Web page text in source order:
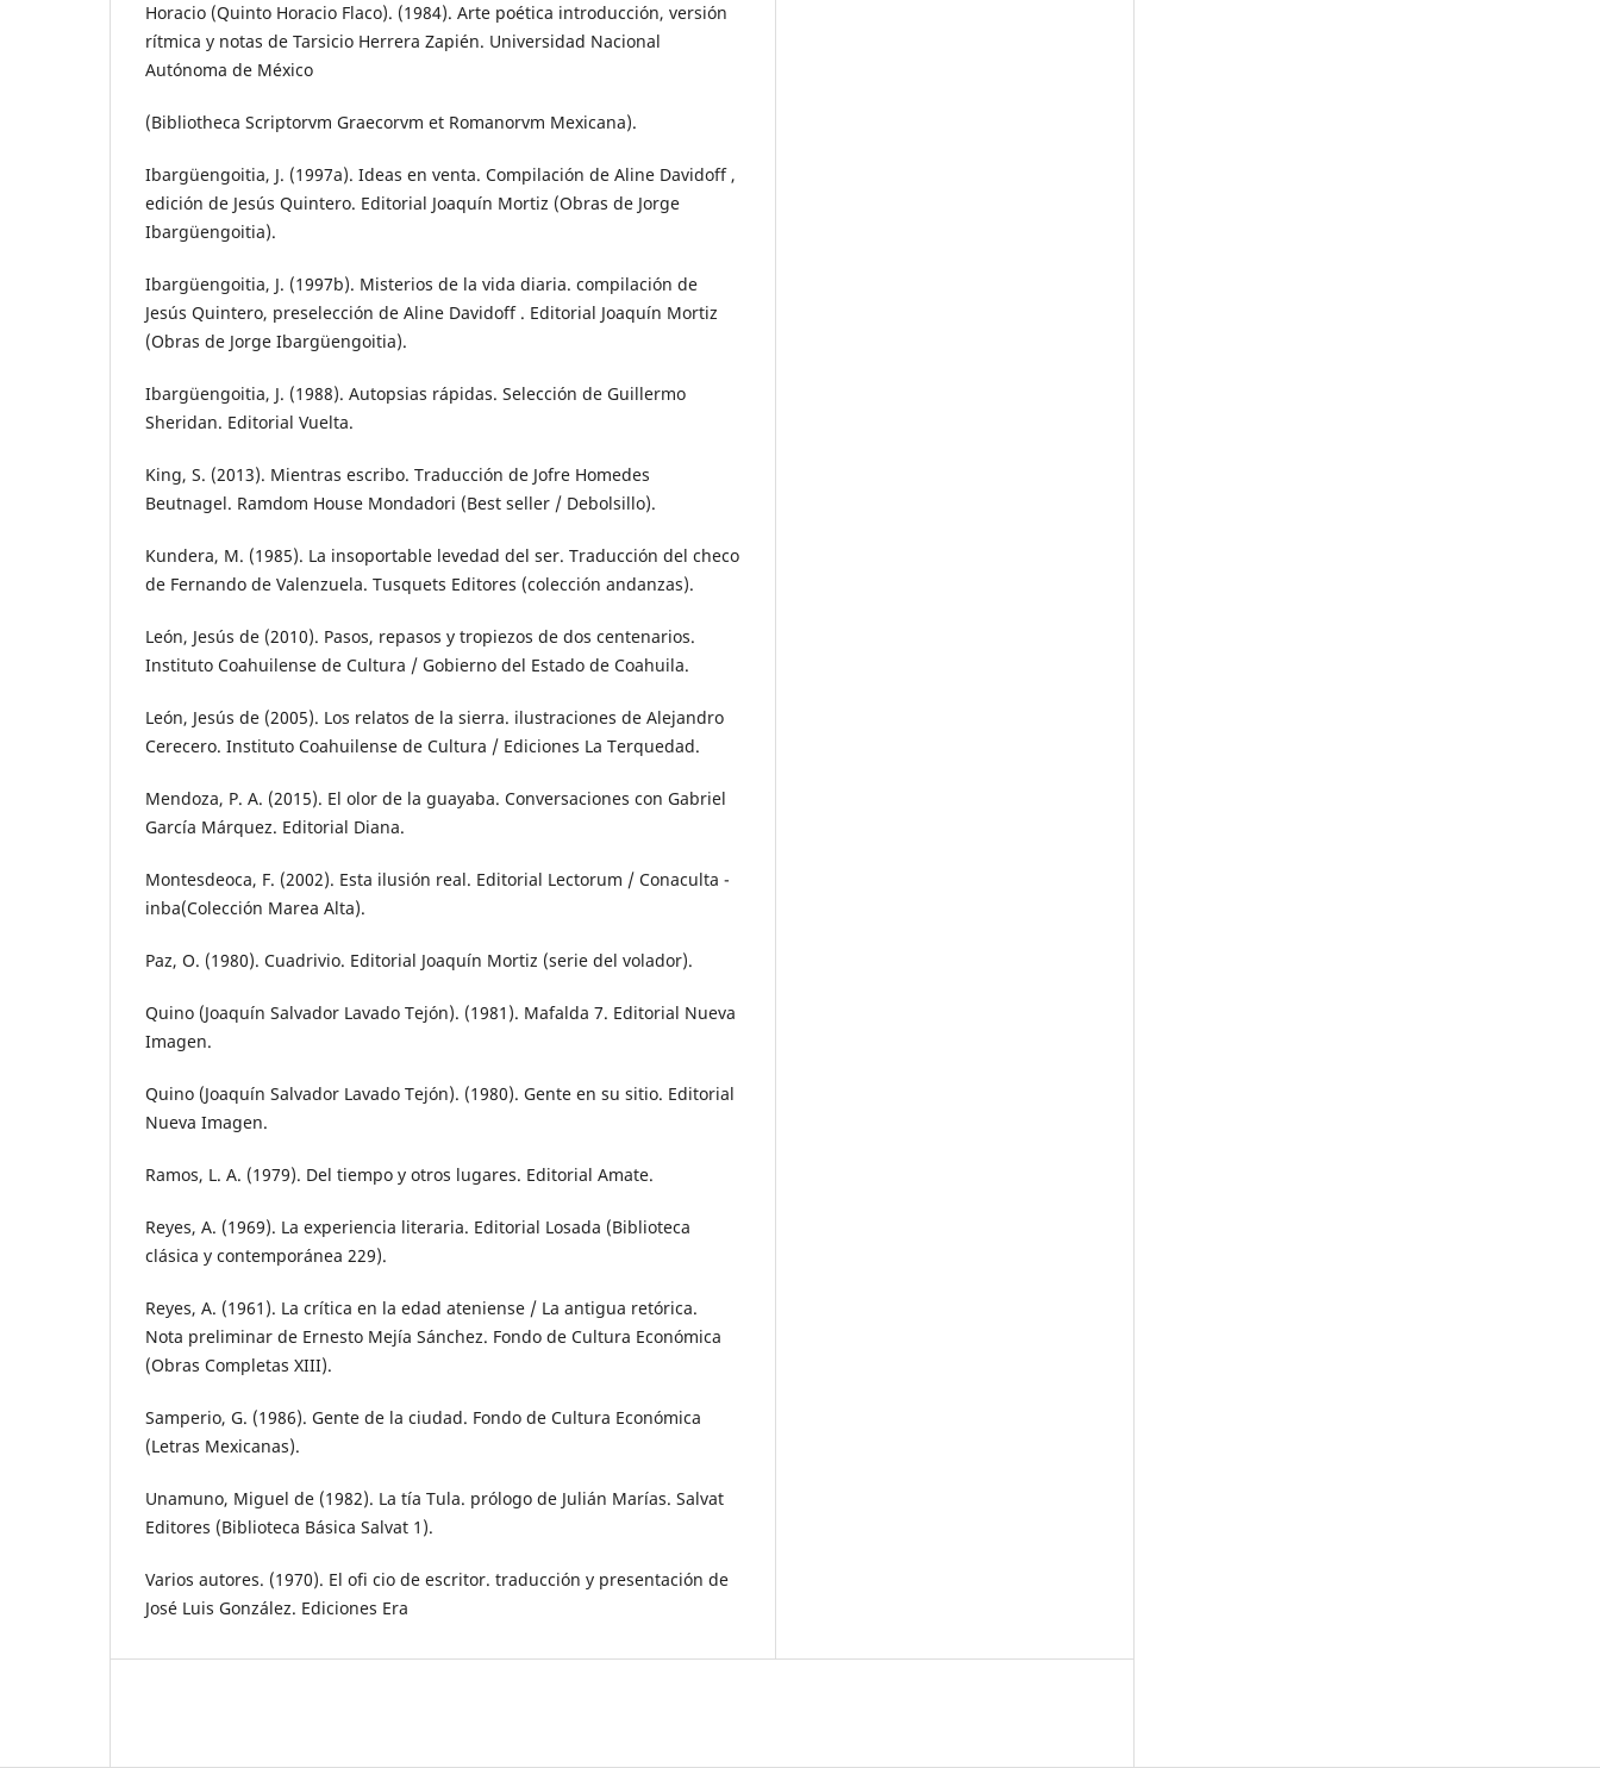
Horacio (Quinto Horacio Flaco). (1984). Arte poética introducción, versión
rítmica y notas de Tarsicio Herrera Zapién. Universidad Nacional
Autónoma de México
(Bibliotheca Scriptorvm Graecorvm et Romanorvm Mexicana).
Ibargüengoitia, J. (1997a). Ideas en venta. Compilación de Aline Davidoff ,
edición de Jesús Quintero. Editorial Joaquín Mortiz (Obras de Jorge
Ibargüengoitia).
Ibargüengoitia, J. (1997b). Misterios de la vida diaria. compilación de
Jesús Quintero, preselección de Aline Davidoff . Editorial Joaquín Mortiz
(Obras de Jorge Ibargüengoitia).
Ibargüengoitia, J. (1988). Autopsias rápidas. Selección de Guillermo
Sheridan. Editorial Vuelta.
King, S. (2013). Mientras escribo. Traducción de Jofre Homedes
Beutnagel. Ramdom House Mondadori (Best seller / Debolsillo).
Kundera, M. (1985). La insoportable levedad del ser. Traducción del checo
de Fernando de Valenzuela. Tusquets Editores (colección andanzas).
León, Jesús de (2010). Pasos, repasos y tropiezos de dos centenarios.
Instituto Coahuilense de Cultura / Gobierno del Estado de Coahuila.
León, Jesús de (2005). Los relatos de la sierra. ilustraciones de Alejandro
Cerecero. Instituto Coahuilense de Cultura / Ediciones La Terquedad.
Mendoza, P. A. (2015). El olor de la guayaba. Conversaciones con Gabriel
García Márquez. Editorial Diana.
Montesdeoca, F. (2002). Esta ilusión real. Editorial Lectorum / Conaculta -
inba(Colección Marea Alta).
Paz, O. (1980). Cuadrivio. Editorial Joaquín Mortiz (serie del volador).
Quino (Joaquín Salvador Lavado Tejón). (1981). Mafalda 7. Editorial Nueva
Imagen.
Quino (Joaquín Salvador Lavado Tejón). (1980). Gente en su sitio. Editorial
Nueva Imagen.
Ramos, L. A. (1979). Del tiempo y otros lugares. Editorial Amate.
Reyes, A. (1969). La experiencia literaria. Editorial Losada (Biblioteca
clásica y contemporánea 229).
Reyes, A. (1961). La crítica en la edad ateniense / La antigua retórica.
Nota preliminar de Ernesto Mejía Sánchez. Fondo de Cultura Económica
(Obras Completas XIII).
Samperio, G. (1986). Gente de la ciudad. Fondo de Cultura Económica
(Letras Mexicanas).
Unamuno, Miguel de (1982). La tía Tula. prólogo de Julián Marías. Salvat
Editores (Biblioteca Básica Salvat 1).
Varios autores. (1970). El ofi cio de escritor. traducción y presentación de
José Luis González. Ediciones Era